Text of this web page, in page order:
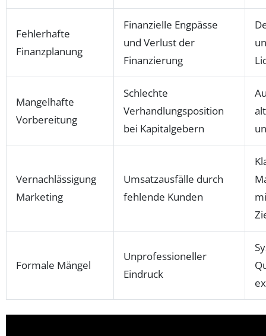
Fehlerhafte
Finanzplanung
Finanzielle Engpässe
und Verlust der
Finanzierung
Mangelhafte
Vorbereitung
Schlechte
Verhandlungsposition
bei Kapitalgebern
Vernachlässigung
Marketing
Umsatzausfälle durch
fehlende Kunden
Formale Mängel
Unprofessioneller
Eindruck